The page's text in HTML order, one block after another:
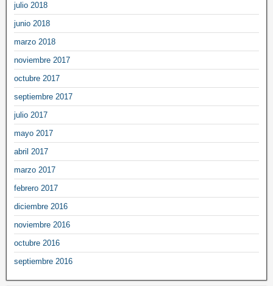
julio 2018
junio 2018
marzo 2018
noviembre 2017
octubre 2017
septiembre 2017
julio 2017
mayo 2017
abril 2017
marzo 2017
febrero 2017
diciembre 2016
noviembre 2016
octubre 2016
septiembre 2016